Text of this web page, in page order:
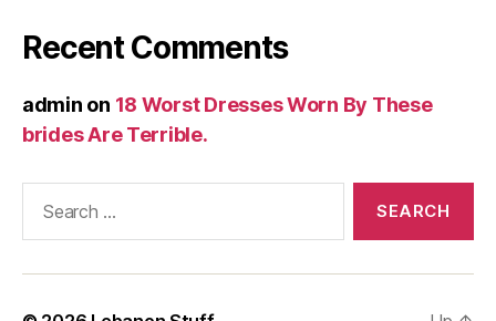
Recent Comments
admin on 18 Worst Dresses Worn By These
brides Are Terrible.